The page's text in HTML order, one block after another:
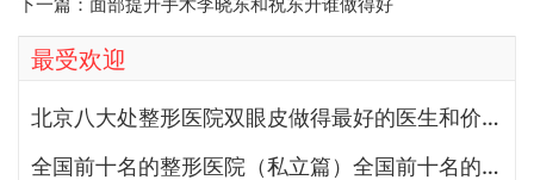
最受欢迎
北京八大处整形医院双眼皮做得最好的医生和价格大全
全国前十名的整形医院（私立篇）全国前十名的私立整形医院排名大全